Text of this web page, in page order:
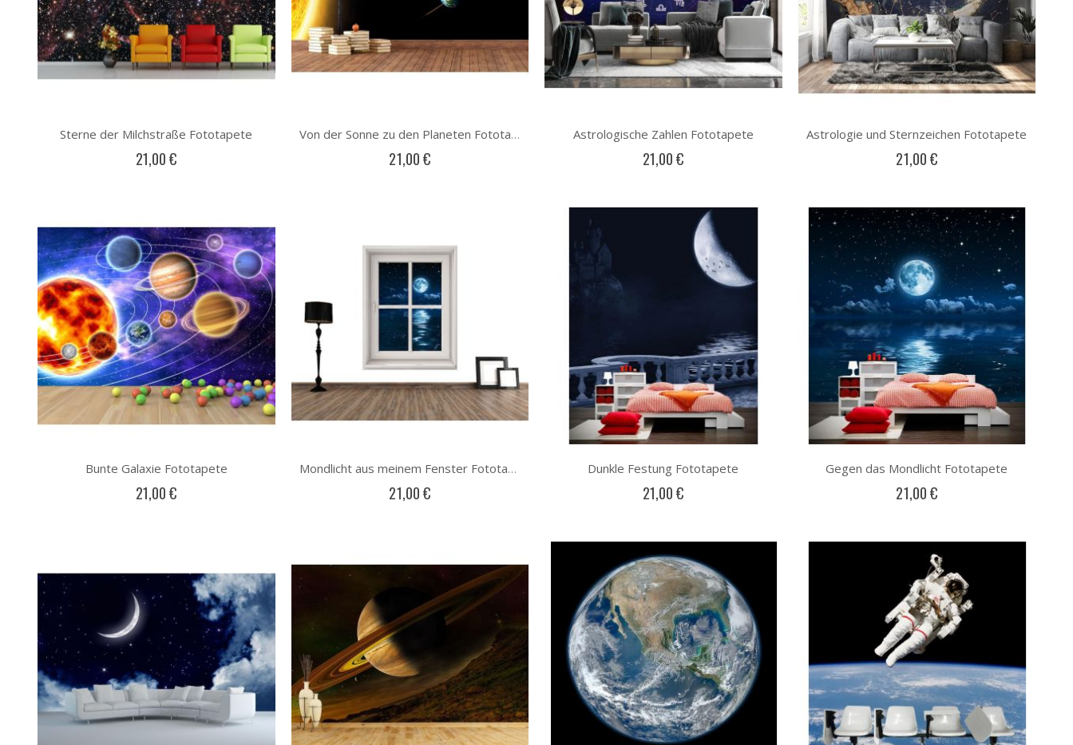
Sterne der Milchstraße Fototapete
21,00 €
Von der Sonne zu den Planeten Fototapete
21,00 €
Astrologische Zahlen Fototapete
21,00 €
Astrologie und Sternzeichen Fototapete
21,00 €
Bunte Galaxie Fototapete
21,00 €
Mondlicht aus meinem Fenster Fototapete
21,00 €
Dunkle Festung Fototapete
21,00 €
Gegen das Mondlicht Fototapete
21,00 €